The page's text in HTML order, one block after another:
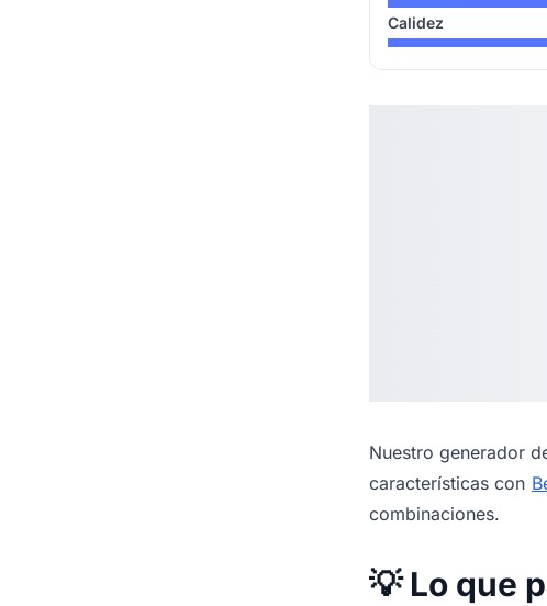
Calidez
Nuestro generador
características con
combinaciones.
💡 Lo que